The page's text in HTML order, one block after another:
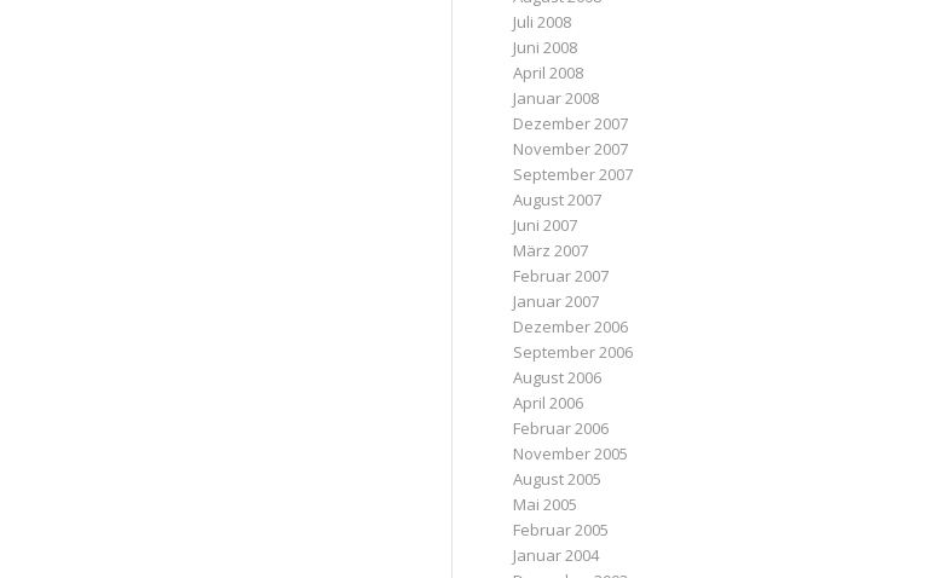
Juli 2008
Juni 2008
April 2008
Januar 2008
Dezember 2007
November 2007
September 2007
August 2007
Juni 2007
März 2007
Februar 2007
Januar 2007
Dezember 2006
September 2006
August 2006
April 2006
Februar 2006
November 2005
August 2005
Mai 2005
Februar 2005
Januar 2004